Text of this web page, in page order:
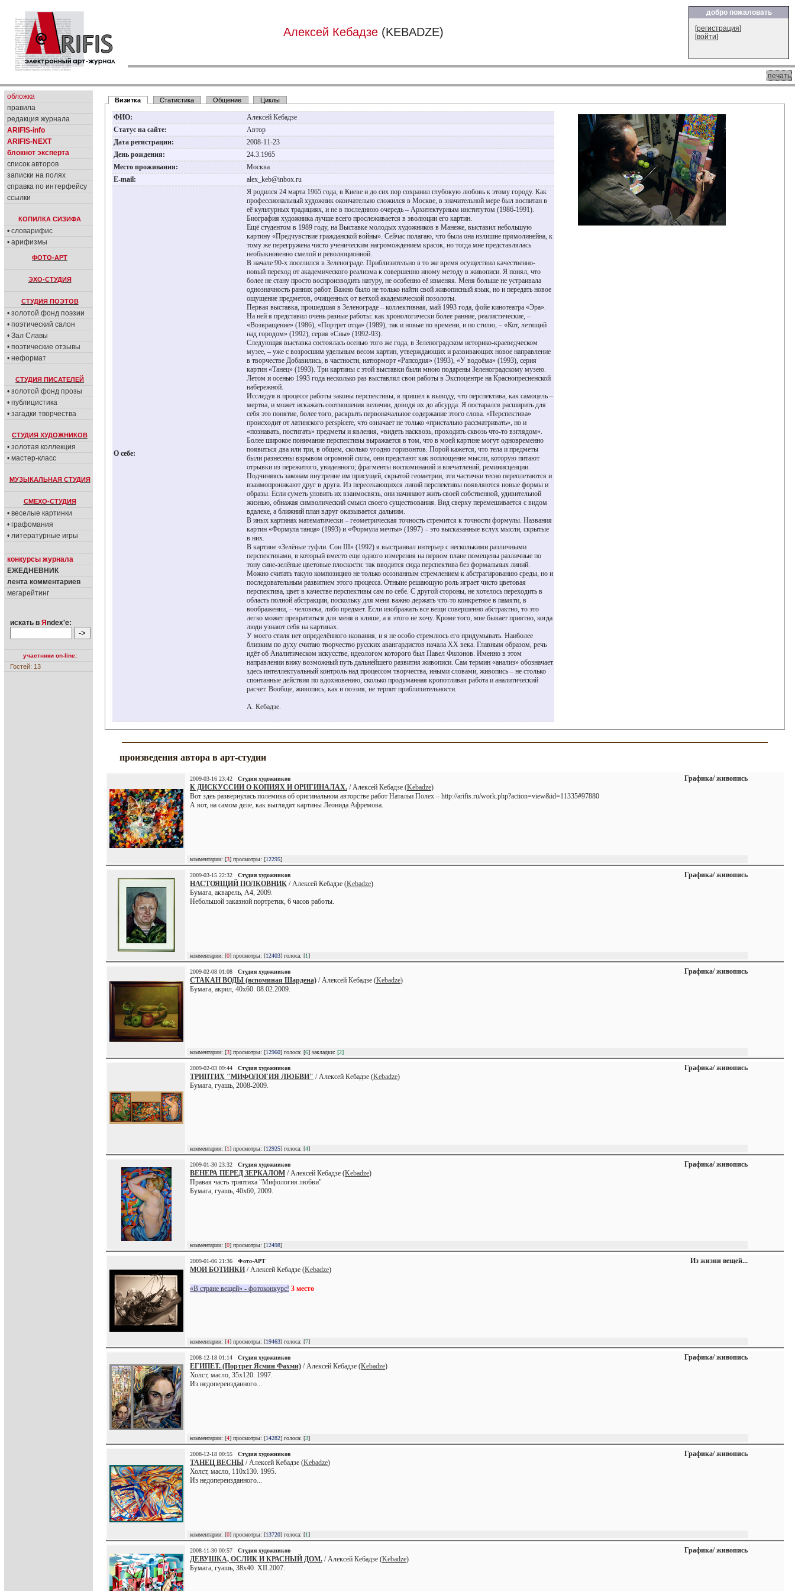
Алексей Кебадзе (KEBADZE)
добро пожаловать
[регистрация]
[войти]
печать
обложка
правила
редакция журнала
ARIFIS-info
ARIFIS-NEXT
блокнот эксперта
список авторов
записки на полях
справка по интерфейсу
ссылки
КОПИЛКА СИЗИФА
• словарифис
• арифизмы
ФОТО-АРТ
ЭХО-СТУДИЯ
СТУДИЯ ПОЭТОВ
• золотой фонд поэзии
• поэтический салон
• Зал Славы
• поэтические отзывы
• неформат
СТУДИЯ ПИСАТЕЛЕЙ
• золотой фонд прозы
• публицистика
• загадки творчества
СТУДИЯ ХУДОЖНИКОВ
• золотая коллекция
• мастер-класс
МУЗЫКАЛЬНАЯ СТУДИЯ
СМЕХО-СТУДИЯ
• веселые картинки
• графомания
• литературные игры
конкурсы журнала
ЕЖЕДНЕВНИК
лента комментариев
мегарейтинг
искать в Я ndex'е:
участники on-line:
Гостей: 13
Визитка Статистика Общение Циклы
ФИО:
Алексей Кебадзе
Статус на сайте:
Автор
Дата регистрации:
2008-11-23
День рождения:
24.3.1965
Место проживания:
Москва
E-mail:
alex_keb@inbox.ru
О себе:
Я родился 24 марта 1965 года, в Киеве и до сих пор сохранил глубокую любовь к этому городу. Как
профессиональный художник окончательно сложился в Москве, в значительной мере был воспитан в
её культурных традициях, и не в последнюю очередь – Архитектурным институтом (1986-1991).
Биография художника лучше всего прослеживается в эволюции его картин.
Ещё студентом в 1989 году, на Выставке молодых художников в Манеже, выставил небольшую
картину «Предчувствие гражданской войны». Сейчас полагаю, что была она излишне прямолинейна, к
тому же перегружена чисто ученическим нагромождением красок, но тогда мне представлялась
необыкновенно смелой и революционной.
В начале 90-х поселился в Зеленограде. Приблизительно в то же время осуществил качественно-
новый переход от академического реализма к совершенно иному методу в живописи. Я понял, что
более не стану просто воспроизводить натуру, не особенно её изменяя. Меня больше не устраивала
однозначность ранних работ. Важно было не только найти свой живописный язык, но и передать новое
ощущение предметов, очищенных от ветхой академической позолоты.
Первая выставка, прошедшая в Зеленограде – коллективная, май 1993 года, фойе кинотеатра «Эра».
На ней я представил очень разные работы: как хронологически более ранние, реалистические, –
«Возвращение» (1986), «Портрет отца» (1989), так и новые по времени, и по стилю, – «Кот, летящий
над городом» (1992), серия «Сны» (1992-93).
Следующая выставка состоялась осенью того же года, в Зеленоградском историко-краеведческом
музее, – уже с возросшим удельным весом картин, утверждающих и развивающих новое направление
в творчестве Добавились, в частности, натюрморт «Рапсодия» (1993), «У водоёма» (1993), серия
картин «Танец» (1993). Три картины с этой выставки были мною подарены Зеленоградскому музею.
Летом и осенью 1993 года несколько раз выставлял свои работы в Экспоцентре на Краснопресненской
набережной.
Исследуя в процессе работы законы перспективы, я пришел к выводу, что перспектива, как самоцель –
мертва, и может искажать соотношения величин, доводя их до абсурда. Я постарался расширить для
себя это понятие, более того, раскрыть первоначальное содержание этого слова. «Перспектива»
происходит от латинского perspicere, что означает не только «пристально рассматривать», но и
«познавать, постигать» предметы и явления, «видеть насквозь, проходить сквозь что-то взглядом».
Более широкое понимание перспективы выражается в том, что в моей картине могут одновременно
появиться два или три, в общем, сколько угодно горизонтов. Порой кажется, что тела и предметы
были разнесены взрывом огромной силы, они предстают как воплощение мысли, которую питают
отрывки из пережитого, увиденного; фрагменты воспоминаний и впечатлений, реминисценции.
Подчиняясь законам внутренне им присущей, скрытой геометрии, эти частички тесно переплетаются и
взаимопроникают друг в друга. Из пересекающихся линий перспективы появляются новые формы и
образы. Если суметь уловить их взаимосвязь, они начинают жить своей собственной, удивительной
жизнью, обнажая символический смысл своего существования. Вид сверху перемешивается с видом
вдалеке, а ближний план вдруг оказывается дальним.
В иных картинах математически – геометрическая точность стремится к точности формулы. Названия
картин «Формула танца» (1993) и «Формула мечты» (1997) – это высказанные вслух мысли, скрытые
в них.
В картине «Зелёные туфли. Сон III» (1992) я выстраивал интерьер с несколькими различными
перспективами, в который вместо еще одного измерения на первом плане помещены различные по
тону сине-зелёные цветовые плоскости: так вводится сюда перспектива без формальных линий.
Можно считать такую композицию не только осознанным стремлением к абстрагированию среды, но и
последовательным развитием этого процесса. Отныне решающую роль играет чисто цветовая
перспектива, цвет в качестве перспективы сам по себе. С другой стороны, не хотелось переходить в
область полной абстракции, поскольку для меня важно держать что-то конкретное в памяти, в
воображении, – человека, либо предмет. Если изображать все вещи совершенно абстрактно, то это
легко может превратиться для меня в клише, а я этого не хочу. Кроме того, мне бывает приятно, когда
люди узнают себя на картинах.
У моего стиля нет определённого названия, и я не особо стремлюсь его придумывать. Наиболее
близким по духу считаю творчество русских авангардистов начала ХХ века. Главным образом, речь
идёт об Аналитическом искусстве, идеологом которого был Павел Филонов. Именно в этом
направлении вижу возможный путь дальнейшего развития живописи. Сам термин «анализ» обозначает
здесь интеллектуальный контроль над процессом творчества, иными словами, живопись – не столько
спонтанные действия по вдохновению, сколько продуманная кропотливая работа и аналитический
расчет. Вообще, живопись, как и поэзия, не терпит приблизительности.
А. Кебадзе.
произведения автора в арт-студии
Графика/ живопись
2009-03-16 23:42 Студия художников
К ДИСКУССИИ О КОПИЯХ И ОРИГИНАЛАХ. / Алексей Кебадзе (Kebadze)
Вот здеь развернулась полемика об оригинальном авторстве работ Натальи Полех – http://arifis.ru/work.php?action=view&id=11335#97880
А вот, на самом деле, как выглядят картины Леонида Афремова.
комментарии: [3] просмотры: [12295]
Графика/ живопись
2009-03-15 22:32 Студия художников
НАСТОЯЩИЙ ПОЛКОВНИК / Алексей Кебадзе (Kebadze)
Бумага, акварель, А4, 2009.
Небольшой заказной портретик, 6 часов работы.
комментарии: [0] просмотры: [12403] голоса: [1]
Графика/ живопись
2009-02-08 01:08 Студия художников
СТАКАН ВОДЫ (вспоминая Шардена) / Алексей Кебадзе (Kebadze)
Бумага, акрил, 40х60. 08.02.2009.
комментарии: [3] просмотры: [12960] голоса: [6] закладки: [2]
Графика/ живопись
2009-02-03 09:44 Студия художников
ТРИПТИХ "МИФОЛОГИЯ ЛЮБВИ" / Алексей Кебадзе (Kebadze)
Бумага, гуашь, 2008-2009.
комментарии: [1] просмотры: [12925] голоса: [4]
Графика/ живопись
2009-01-30 23:32 Студия художников
ВЕНЕРА ПЕРЕД ЗЕРКАЛОМ / Алексей Кебадзе (Kebadze)
Правая часть триптиха "Мифология любви"
Бумага, гуашь, 40х60, 2009.
комментарии: [0] просмотры: [12498]
Из жизни вещей...
2009-01-06 21:36 Фото-АРТ
МОИ БОТИНКИ / Алексей Кебадзе (Kebadze)
«В стране вещей» - фотоконкурс! 3 место
комментарии: [4] просмотры: [19463] голоса: [7]
Графика/ живопись
2008-12-18 01:14 Студия художников
ЕГИПЕТ. (Портрет Ясмин Фахми) / Алексей Кебадзе (Kebadze)
Холст, масло, 35х120. 1997.
Из недопереизданного...
комментарии: [4] просмотры: [14282] голоса: [3]
Графика/ живопись
2008-12-18 00:55 Студия художников
ТАНЕЦ ВЕСНЫ / Алексей Кебадзе (Kebadze)
Холст, масло, 110х130. 1995.
Из недопереизданного...
комментарии: [0] просмотры: [13720] голоса: [1]
Графика/ живопись
2008-11-30 00:57 Студия художников
ДЕВУШКА, ОСЛИК И КРАСНЫЙ ДОМ. / Алексей Кебадзе (Kebadze)
Бумага, гуашь, 38х40. XII.2007.